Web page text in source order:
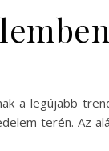
a legújabb
terén. Az